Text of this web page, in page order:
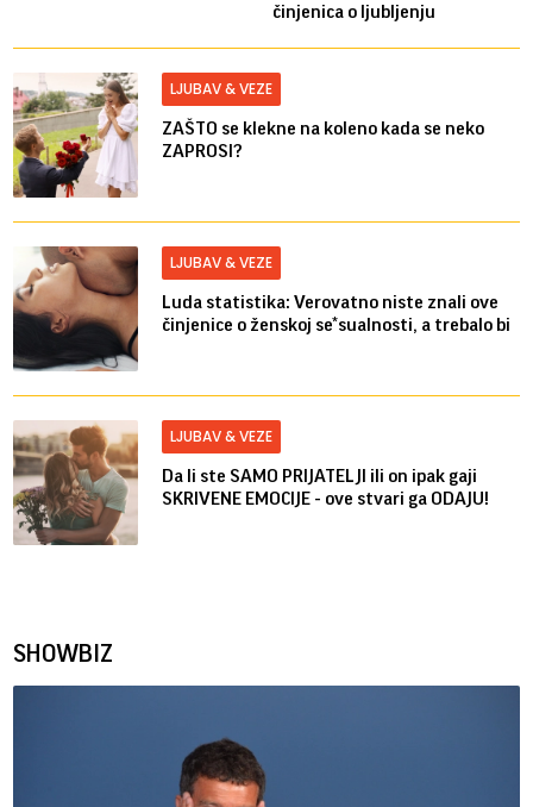
činjenica o ljubljenju
LJUBAV & VEZE
ZAŠTO se klekne na koleno kada se neko
ZAPROSI?
LJUBAV & VEZE
Luda statistika: Verovatno niste znali ove
činjenice o ženskoj se*sualnosti, a trebalo bi
LJUBAV & VEZE
Da li ste SAMO PRIJATELJI ili on ipak gaji
SKRIVENE EMOCIJE - ove stvari ga ODAJU!
SHOWBIZ